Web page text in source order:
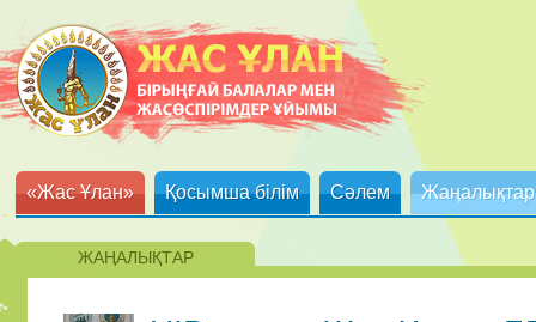
«Жас Ұлан» Қосымша білім Сәлем Жаңалықтар
ЖАҢАЛЫҚТАР